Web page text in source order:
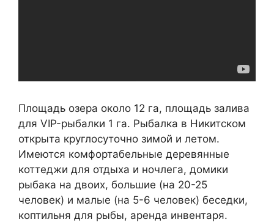
Площадь озера около 12 га, площадь залива
для VIP-рыбалки 1 га. Рыбалка в Никитском
открыта круглосуточно зимой и летом.
Имеются комфортабельные деревянные
коттеджи для отдыха и ночлега, домики
рыбака на двоих, большие (на 20-25
человек) и малые (на 5-6 человек) беседки,
коптильня для рыбы, аренда инвентаря.